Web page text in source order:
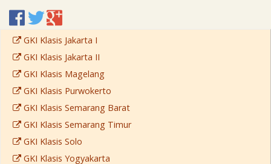
GKI Klasis Jakarta I
GKI Klasis Jakarta II
GKI Klasis Magelang
GKI Klasis Purwokerto
GKI Klasis Semarang Barat
GKI Klasis Semarang Timur
GKI Klasis Solo
GKI Klasis Yogyakarta